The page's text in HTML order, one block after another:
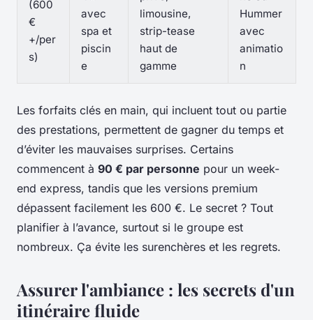
(600
€
+/per
s)
avec
spa et
piscin
e
limousine,
strip-tease
haut de
gamme
Hummer
avec
animatio
n
Les forfaits clés en main, qui incluent tout ou partie
des prestations, permettent de gagner du temps et
d’éviter les mauvaises surprises. Certains
commencent à 90 € par personne pour un week-
end express, tandis que les versions premium
dépassent facilement les 600 €. Le secret ? Tout
planifier à l’avance, surtout si le groupe est
nombreux. Ça évite les surenchères et les regrets.
Assurer l'ambiance : les secrets d'un
itinéraire fluide